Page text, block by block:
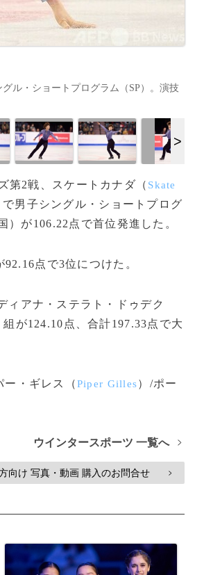
ル・ショートプログラム（SP）。演技
第2戦、スケートカナダ（ Skate
で男子シングル・ショートプログ
）が106.22点で首位発進した。
92.16点で3位につけた。
アナ・ステラト・ドゥデク
組が124.10点、合計197.33点で大
・ギレス（Piper Gilles）/ポー
ウインタースポーツ 一覧へ >
向け 写真・動画 購入のお問合せ >